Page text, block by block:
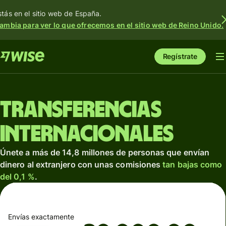
en el sitio web de España.
para ver lo que ofrecemos en el sitio web de Reino Unido.
Regístrate
Transferencias
internacionales
Únete a más de 14,8 millones de personas que envían
dinero al extranjero con unas comisionestan bajas como
del 0,1 %.
Envías exactamente